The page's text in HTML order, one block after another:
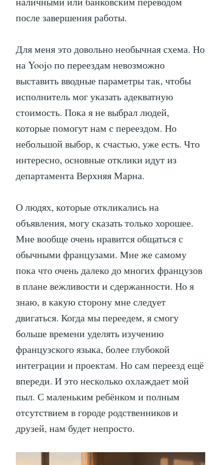
после завершения работы.
Для меня это довольно необычная схема. Но
на Yoojo по переездам невозможно
выставить вводные параметры так, чтобы
исполнитель мог указать адекватную
стоимость. Пока я не выбрал людей,
которые помогут нам с переездом. Но
небольшой выбор, к счастью, уже есть. Что
интересно, основные отклики идут из
департамента Верхняя Марна.
О людях, которые откликались на
объявления, могу сказать только хорошее.
Мне вообще очень нравится общаться с
обычными французами. Мне же самому
пока что очень далеко до многих французов
в плане вежливости и сдержанности. Но я
знаю, в какую сторону мне следует
двигаться. Когда мы переедем, я смогу
больше времени уделять изучению
французского языка, более глубокой
интеграции и проектам. Но сам переезд ещё
впереди. И это несколько охлаждает мой
пыл. С маленьким ребёнком и полным
отсутствием в городе родственников и
друзей, нам будет непросто.